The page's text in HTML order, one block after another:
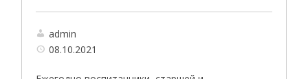
admin
08.10.2021